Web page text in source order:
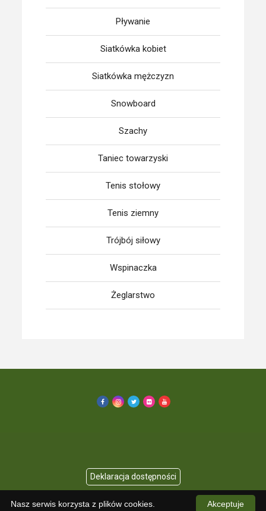
Pływanie
Siatkówka kobiet
Siatkówka mężczyzn
Snowboard
Szachy
Taniec towarzyski
Tenis stołowy
Tenis ziemny
Trójbój siłowy
Wspinaczka
Żeglarstwo
Akceptuje
Nasz serwis korzysta z plików cookies.